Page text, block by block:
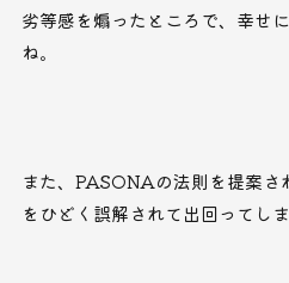
劣等感を煽ったところで、幸せ
ね。
また、PASONAの法則を提案
をひどく誤解されて出回ってし